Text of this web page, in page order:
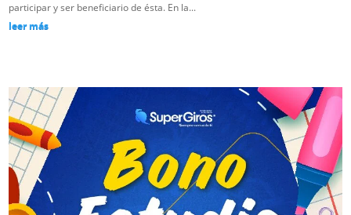
participar y ser beneficiario de ésta. En la...
leer más